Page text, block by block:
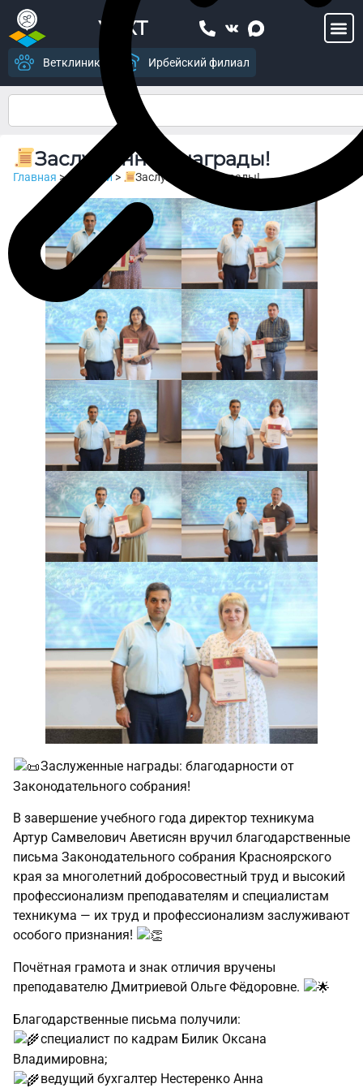
УСХТ
Ветклиника Ирбейский филиал
Заслуженные награды!
Главная >Новости> Заслуженные награды!
Заслуженные награды: благодарности от
Законодательного собрания!
В завершение учебного года директор техникума
Артур Самвелович Аветисян вручил благодарственные
письма Законодательного собрания Красноярского
края за многолетний добросовестный труд и высокий
профессионализм преподавателям и специалистам
техникума — их труд и профессионализм заслуживают
особого признания!
Почётная грамота и знак отличия вручены
преподавателю Дмитриевой Ольге Фёдоровне.
Благодарственные письма получили:
специалист по кадрам Билик Оксана
Владимировна;
ведущий бухгалтер Нестеренко Анна